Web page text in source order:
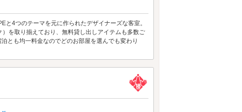
4つのテーマを元に作られたデザイナーズな客室。
を取り揃えており、無料貸し出しアイテムも多数ご
とも均一料金なのでどのお部屋を選んでも変わり